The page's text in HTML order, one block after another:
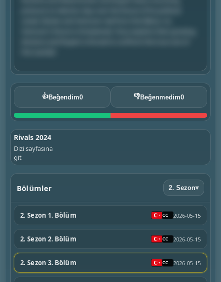
👍Beğendim0 👎Beğenmedim0
Rivals 2024
Dizi sayfasına
git
Bölümler 2. Sezon▾
2. Sezon 1. Bölüm 2026-05-15
2. Sezon 2. Bölüm 2026-05-15
2. Sezon 3. Bölüm 2026-05-15